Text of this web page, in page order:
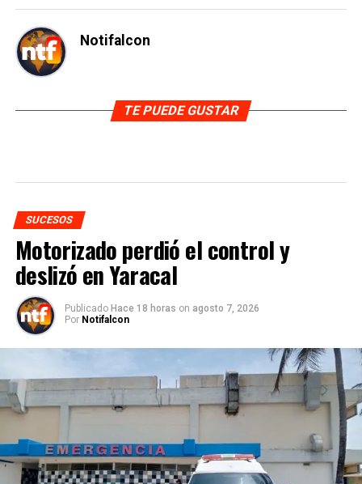
Notifalcon
TE PUEDE GUSTAR
SUCESOS
Motorizado perdió el control y
deslizó en Yaracal
Publicado Hace 18 horas on agosto 7, 2026
Por Notifalcon